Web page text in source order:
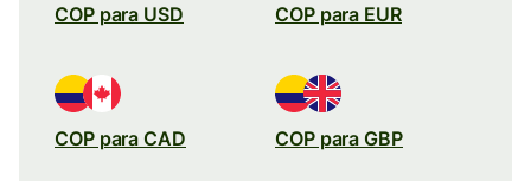
COP para USD COP para EUR
COP para CAD COP para GBP